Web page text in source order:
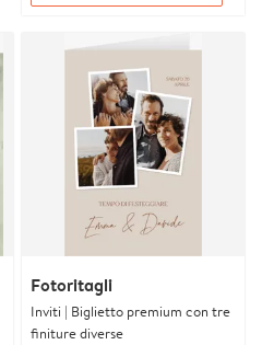
Fotoritagli
Inviti | Biglietto premium con tre
finiture diverse